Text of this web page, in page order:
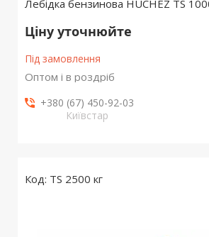
Лебідка бензинова HUCHEZ TS
Ціну уточнюйте
Під замовлення
Оптом і в роздріб
+380 (67) 450-92-03
Київстар
TS 2500 кг